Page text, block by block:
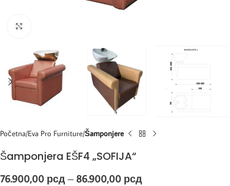
Početna Eva Pro Furniture Šamponjere
Šamponjera EŠF4 „SOFIJA“
76.900,00 рсд – 86.900,00 рсд